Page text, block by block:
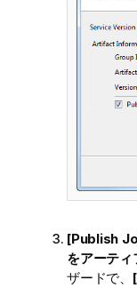
[Publish
をアーテ
ザードで、